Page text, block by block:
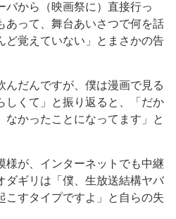
バから（映画祭に）直接行っ
あって、舞台あいさつで何を話
ど覚えていない」とまさかの告
だんですが、僕は漫画で見る
しくて」と振り返ると、「だか
なかったことになってます」と
が、インターネットでも中継
ダギリは「僕、生放送結構ヤバ
こすタイプですよ」と自らの失